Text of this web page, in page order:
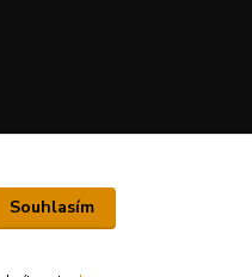
s.r.o.
Souhlasím